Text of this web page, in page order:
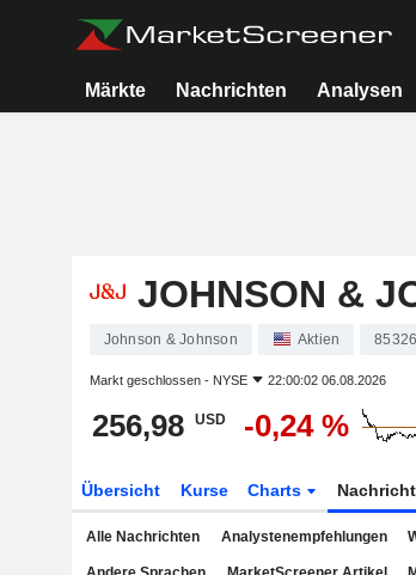
Märkte Nachrichten Analysen
JOHNSON &
Johnson & Johnson Aktien
Markt geschlossen - NYSE 22:00:02 06.08.2026
256,98 USD -0,24 %
Übersicht Kurse Charts
Alle Nachrichten Analystenempfehlungen